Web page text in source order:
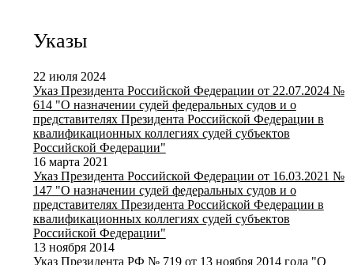
Указы
22 июля 2024
Указ Президента Российской Федерации от 22.07.2024 №
614 "О назначении судей федеральных судов и о
представителях Президента Российской Федерации в
квалификационных коллегиях судей субъектов
Российской Федерации"
16 марта 2021
Указ Президента Российской Федерации от 16.03.2021 №
147 "О назначении судей федеральных судов и о
представителях Президента Российской Федерации в
квалификационных коллегиях судей субъектов
Российской Федерации"
13 ноября 2014
Указ Президента РФ № 719 от 13 ноября 2014 года "О